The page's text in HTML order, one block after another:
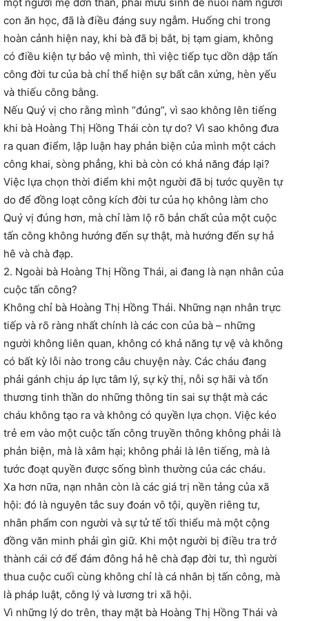
con ăn học, đã là điều đáng suy ngẫm. Huống chi trong
hoàn cảnh hiện nay, khi bà đã bị bắt, bị tạm giam, không
có điều kiện tự bảo vệ mình, thì việc tiếp tục dồn dập tấn
công đời tư của bà chỉ thể hiện sự bất cân xứng, hèn yếu
và thiếu công bằng.
Nếu Quý vị cho rằng mình “đúng”, vì sao không lên tiếng
khi bà Hoàng Thị Hồng Thái còn tự do? Vì sao không đưa
ra quan điểm, lập luận hay phản biện của mình một cách
công khai, sòng phẳng, khi bà còn có khả năng đáp lại?
Việc lựa chọn thời điểm khi một người đã bị tước quyền tự
do để đồng loạt công kích đời tư của họ không làm cho
Quý vị đúng hơn, mà chỉ làm lộ rõ bản chất của một cuộc
tấn công không hướng đến sự thật, mà hướng đến sự hả
hê và chà đạp.
2. Ngoài bà Hoàng Thị Hồng Thái, ai đang là nạn nhân của
cuộc tấn công?
Không chỉ bà Hoàng Thị Hồng Thái. Những nạn nhân trực
tiếp và rõ ràng nhất chính là các con của bà – những
người không liên quan, không có khả năng tự vệ và không
có bất kỳ lỗi nào trong câu chuyện này. Các cháu đang
phải gánh chịu áp lực tâm lý, sự kỳ thị, nỗi sợ hãi và tổn
thương tinh thần do những thông tin sai sự thật mà các
cháu không tạo ra và không có quyền lựa chọn. Việc kéo
trẻ em vào một cuộc tấn công truyền thông không phải là
phản biện, mà là xâm hại; không phải là lên tiếng, mà là
tước đoạt quyền được sống bình thường của các cháu.
Xa hơn nữa, nạn nhân còn là các giá trị nền tảng của xã
hội: đó là nguyên tắc suy đoán vô tội, quyền riêng tư,
nhân phẩm con người và sự tử tế tối thiểu mà một cộng
đồng văn minh phải gìn giữ. Khi một người bị điều tra trở
thành cái cớ để đám đông hả hê chà đạp đời tư, thì người
thua cuộc cuối cùng không chỉ là cá nhân bị tấn công, mà
là pháp luật, công lý và lương tri xã hội.
Vì những lý do trên, thay mặt bà Hoàng Thị Hồng Thái và